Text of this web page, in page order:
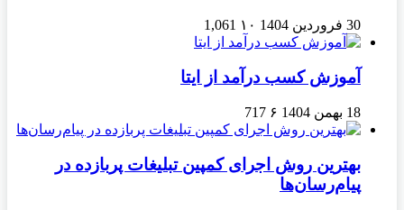
30 فروردین 1404 ۱۰ 1,061
آموزش کسب درآمد از ایتا
18 بهمن 1404 ۶ 717
بهترین روش اجرای کمپین تبلیغات پربازده در
پیام‌رسان‌ها